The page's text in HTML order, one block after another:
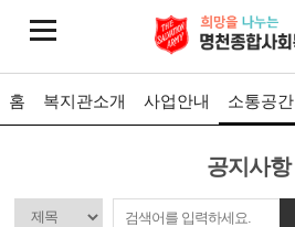
홈 복지관소개 사업안내 소통공간
공지사항